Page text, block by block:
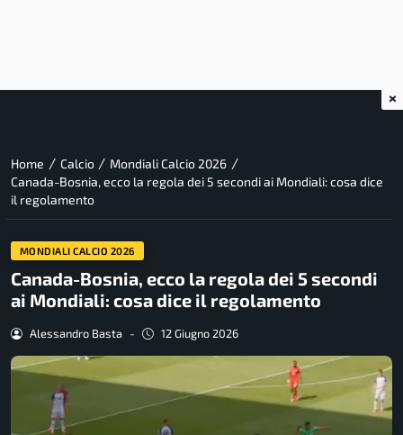
Home / Calcio / Mondiali Calcio 2026 /
Canada-Bosnia, ecco la regola dei 5 secondi ai Mondiali: cosa dice
il regolamento
MONDIALI CALCIO 2026
Canada-Bosnia, ecco la regola dei 5 secondi
ai Mondiali: cosa dice il regolamento
Alessandro Basta - 12 Giugno 2026
×